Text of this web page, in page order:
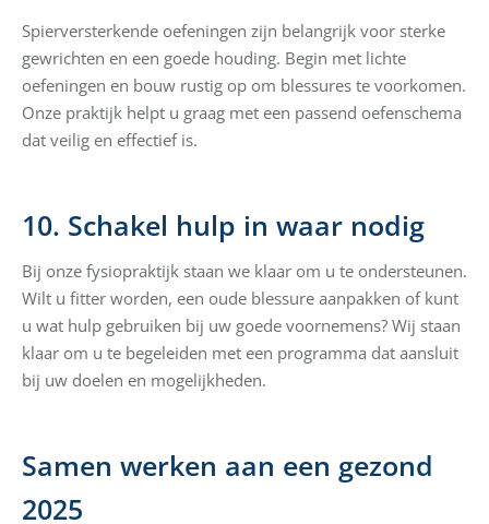
Spierversterkende oefeningen zijn belangrijk voor sterke
gewrichten en een goede houding. Begin met lichte
oefeningen en bouw rustig op om blessures te voorkomen.
Onze praktijk helpt u graag met een passend oefenschema
dat veilig en effectief is.
10. Schakel hulp in waar nodig
Bij onze fysiopraktijk staan we klaar om u te ondersteunen.
Wilt u fitter worden, een oude blessure aanpakken of kunt
u wat hulp gebruiken bij uw goede voornemens? Wij staan
klaar om u te begeleiden met een programma dat aansluit
bij uw doelen en mogelijkheden.
Samen werken aan een gezond
2025